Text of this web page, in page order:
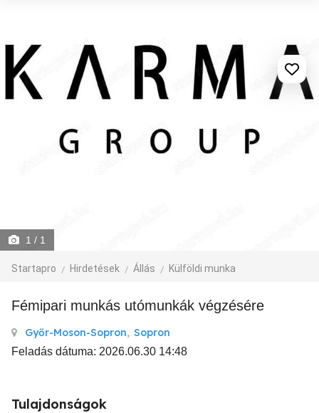
1 / 1
Startapro Hirdetések Állás Külföldi munka
Fémipari munkás utómunkák végzésére
Győr-Moson-Sopron, Sopron
Feladás dátuma: 2026.06.30 14:48
Tulajdonságok